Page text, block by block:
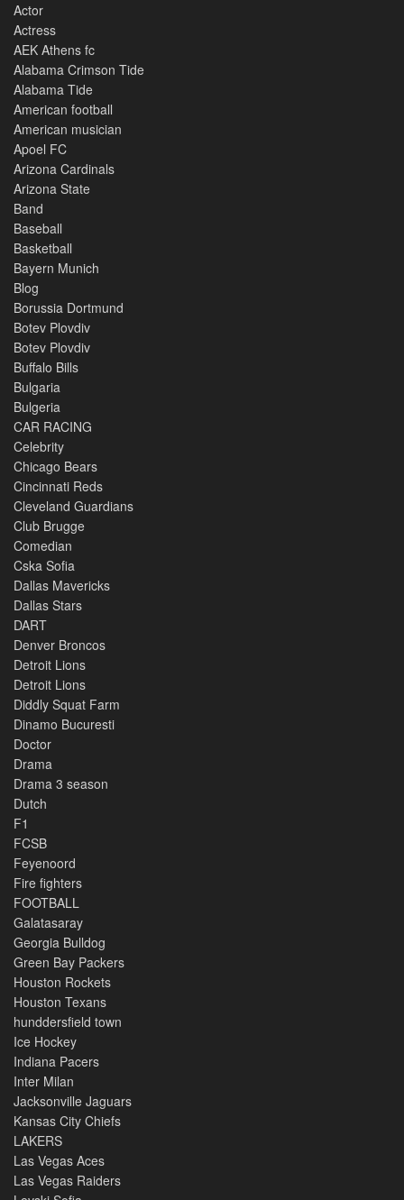
Actor
Actress
AEK Athens fc
Alabama Crimson Tide
Alabama Tide
American football
American musician
Apoel FC
Arizona Cardinals
Arizona State
Band
Baseball
Basketball
Bayern Munich
Blog
Borussia Dortmund
Botev Plovdiv
Botev Plovdiv
Buffalo Bills
Bulgaria
Bulgeria
CAR RACING
Celebrity
Chicago Bears
Cincinnati Reds
Cleveland Guardians
Club Brugge
Comedian
Cska Sofia
Dallas Mavericks
Dallas Stars
DART
Denver Broncos
Detroit Lions
Detroit Lions
Diddly Squat Farm
Dinamo Bucuresti
Doctor
Drama
Drama 3 season
Dutch
F1
FCSB
Feyenoord
Fire fighters
FOOTBALL
Galatasaray
Georgia Bulldog
Green Bay Packers
Houston Rockets
Houston Texans
hunddersfield town
Ice Hockey
Indiana Pacers
Inter Milan
Jacksonville Jaguars
Kansas City Chiefs
LAKERS
Las Vegas Aces
Las Vegas Raiders